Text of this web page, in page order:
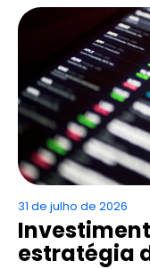
31 de julho de 2026
estratégia